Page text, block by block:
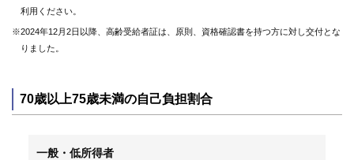
各
種
続
申
利用ください。
※2024年12月2日以降、高齢受給者証は、原則、資格確認書を持つ方に対し交付とな
りました。
70歳以上75歳未満の自己負担割合
一般・低所得者